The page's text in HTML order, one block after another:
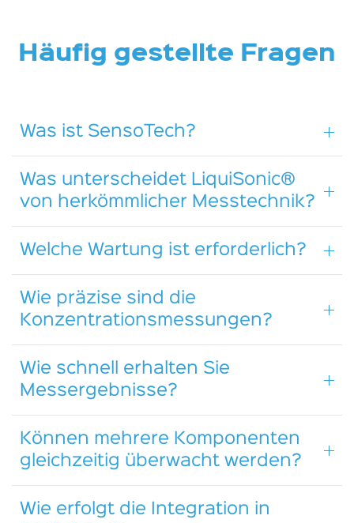
Häufig gestellte Fragen
Was ist SensoTech?
Was unterscheidet LiquiSonic®
von herkömmlicher Messtechnik?
Welche Wartung ist erforderlich?
Wie präzise sind die
Konzentrationsmessungen?
Wie schnell erhalten Sie
Messergebnisse?
Können mehrere Komponenten
gleichzeitig überwacht werden?
Wie erfolgt die Integration in